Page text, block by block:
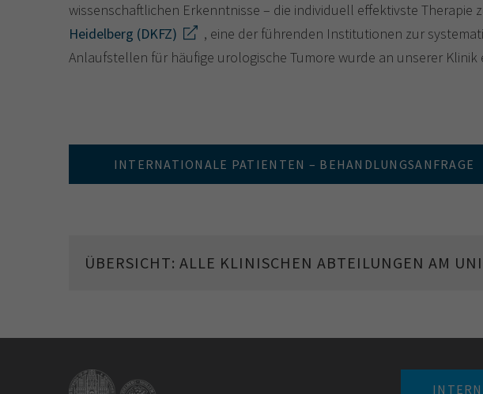
wissen­schaft­lichen Erkenntnisse – die individuell effektivste Therapie
Heidelberg (DKFZ)
, eine der führenden Institutionen zur
Anlaufstellen für häufige urologische Tumore wurde an unserer
INTERNATIONALE PATIENTEN – BEHANDLUNGSANFRAGE
ÜBERSICHT: ALLE KLINISCHEN ABTEILUNGEN AM